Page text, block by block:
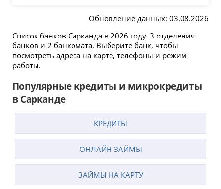
Обновление данных: 03.08.2026
Список банков Сарканда в 2026 году: 3 отделения
банков и 2 банкомата. Выберите банк, чтобы
посмотреть адреса на карте, телефоны и режим
работы.
Популярные кредиты и микрокредиты
в Сарканде
КРЕДИТЫ
ОНЛАЙН ЗАЙМЫ
ЗАЙМЫ НА КАРТУ